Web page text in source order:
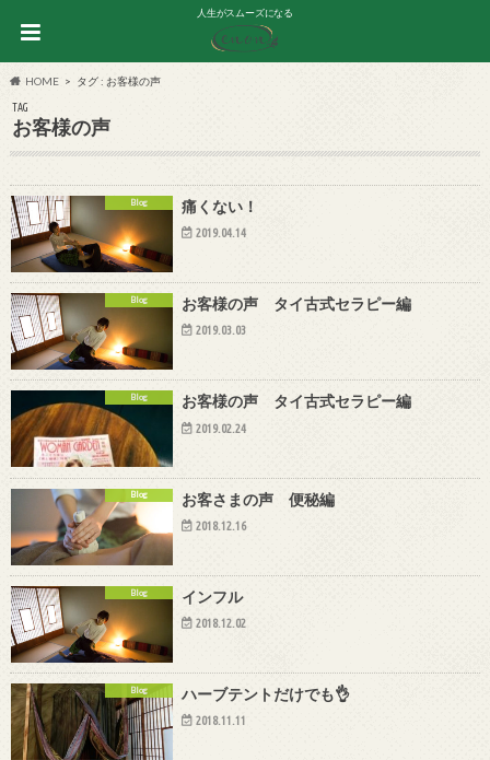
人生がスムーズになる
HOME タグ : お客様の声
TAG
お客様の声
Blog 痛くない！
2019.04.14
Blog お客様の声 タイ古式セラピー編
2019.03.03
Blog お客様の声 タイ古式セラピー編
2019.02.24
Blog お客さまの声 便秘編
2018.12.16
Blog インフル
2018.12.02
Blog ハーブテントだけでも👌
2018.11.11